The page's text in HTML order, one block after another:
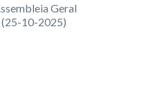
Geral
(25-10-2025)